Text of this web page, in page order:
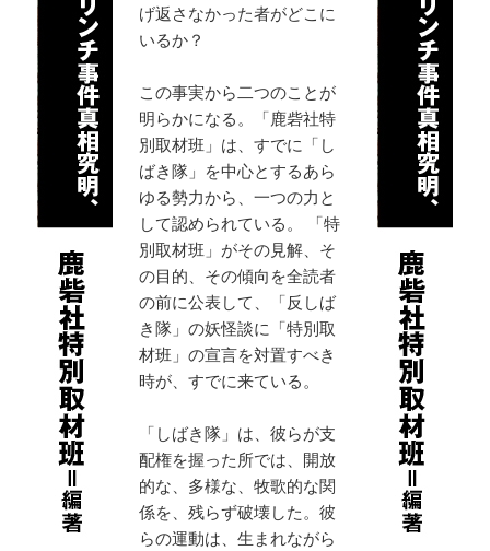
げ返さなかった者がどこに
いるか？
この事実から二つのことが
明らかになる。「鹿砦社特
別取材班」は、すでに「し
ばき隊」を中心とするあら
ゆる勢力から、一つの力と
して認められている。 「特
別取材班」がその見解、そ
の目的、その傾向を全読者
の前に公表して、「反しば
き隊」の妖怪談に「特別取
材班」の宣言を対置すべき
時が、すでに来ている。
「しばき隊」は、彼らが支
配権を握った所では、開放
的な、多様な、牧歌的な関
係を、残らず破壊した。彼
らの運動は、生まれながら